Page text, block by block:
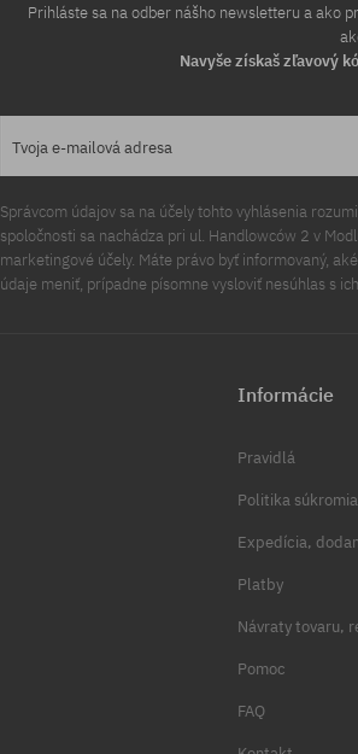
Prihláste sa na odber nášho newsletteru a ako
Navyše získaš zľavový
Tvoja e-mailová adresa
Správcom údajov sa na účely tohto vyhlásenia
spoločnosti sa nachádza pri ul. Handlowców 2 v
marketingové účely. Máte právo byť informovaný,
údaje meniť, prípadne písomne vysloviť nesúhlas s
Informácie
Pravidlá
Politika súkromia
Expedícia,
Platby
Návraty tovaru,
Pomoc
FAQ